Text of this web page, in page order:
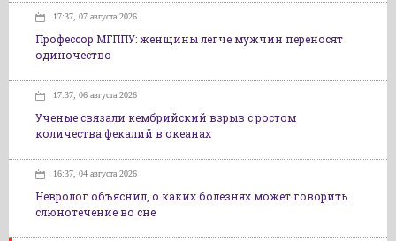
17:37, 07 августа 2026
Профессор МГППУ: женщины легче мужчин переносят
одиночество
17:37, 06 августа 2026
Ученые связали кембрийский взрыв с ростом
количества фекалий в океанах
16:37, 04 августа 2026
Невролог объяснил, о каких болезнях может говорить
слюнотечение во сне